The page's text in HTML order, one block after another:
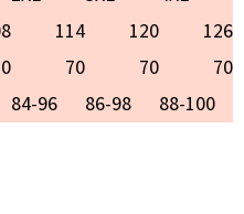
114 120
126
70 70
70
84-96 86-98 88-100